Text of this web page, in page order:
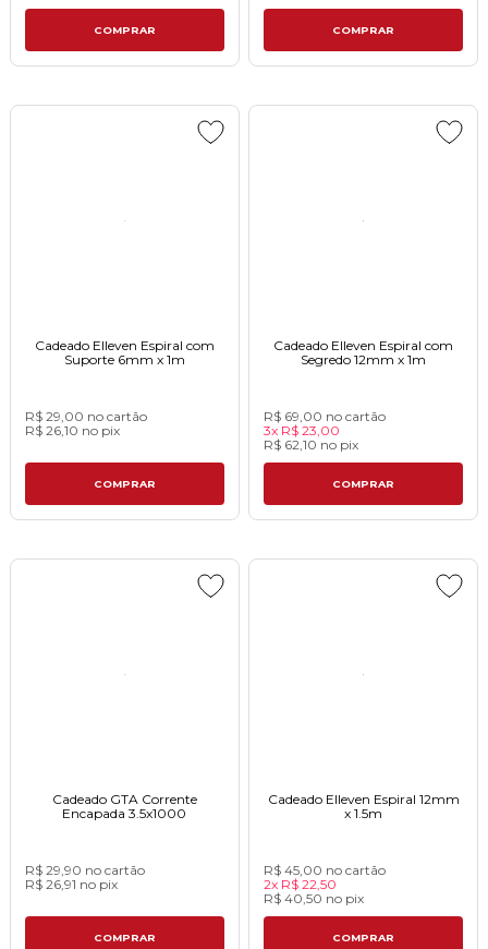
COMPRAR COMPRAR
Cadeado Elleven Espiral com
Suporte 6mm x 1mㅤㅤㅤㅤㅤㅤㅤㅤㅤㅤㅤㅤ
R$ 29,00 no cartão
R$ 26,10 no pix
COMPRAR
Cadeado Elleven Espiral com
Segredo 12mm x 1m
R$ 69,00 no cartão
3x R$ 23,00
R$ 62,10 no pix
COMPRAR
Cadeado GTA Corrente
Encapada 3.5x1000
R$ 29,90 no cartão
R$ 26,91 no pix
COMPRAR
Cadeado Elleven Espiral 12mm
x 1.5mㅤㅤㅤㅤㅤㅤㅤㅤㅤㅤㅤㅤㅤㅤㅤㅤㅤㅤㅤㅤ
R$ 45,00 no cartão
2x R$ 22,50
R$ 40,50 no pix
COMPRAR